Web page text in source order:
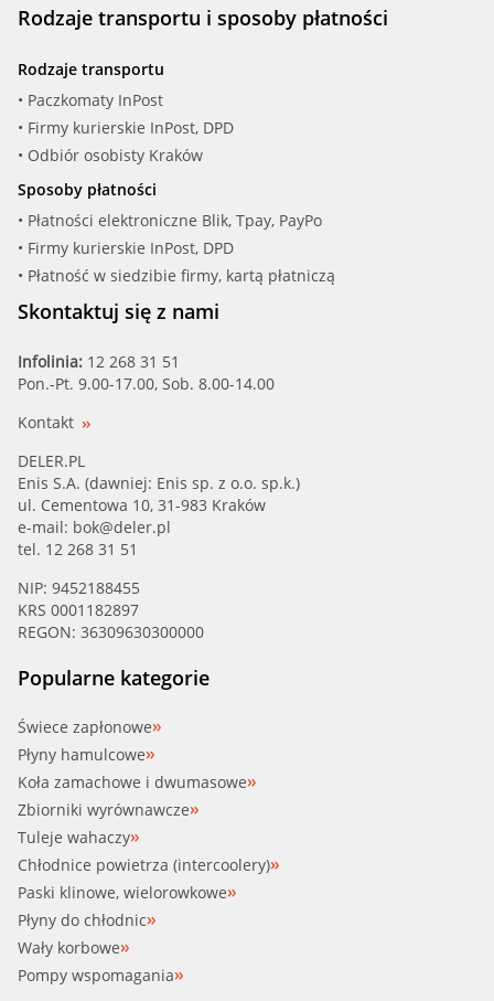
Rodzaje transportu i sposoby płatności
Rodzaje transportu
• Paczkomaty InPost
• Firmy kurierskie InPost, DPD
• Odbiór osobisty Kraków
Sposoby płatności
• Płatności elektroniczne Blik, Tpay, PayPo
• Firmy kurierskie InPost, DPD
• Płatność w siedzibie firmy, kartą płatniczą
Skontaktuj się z nami
Infolinia: 12 268 31 51
Pon.-Pt. 9.00-17.00, Sob. 8.00-14.00
Kontakt
DELER.PL
Enis S.A. (dawniej: Enis sp. z o.o. sp.k.)
ul. Cementowa 10, 31-983 Kraków
e-mail: bok@deler.pl
tel. 12 268 31 51
NIP: 9452188455
KRS 0001182897
REGON: 36309630300000
Popularne kategorie
Świece zapłonowe
Płyny hamulcowe
Koła zamachowe i dwumasowe
Zbiorniki wyrównawcze
Tuleje wahaczy
Chłodnice powietrza (intercoolery)
Paski klinowe, wielorowkowe
Płyny do chłodnic
Wały korbowe
Pompy wspomagania